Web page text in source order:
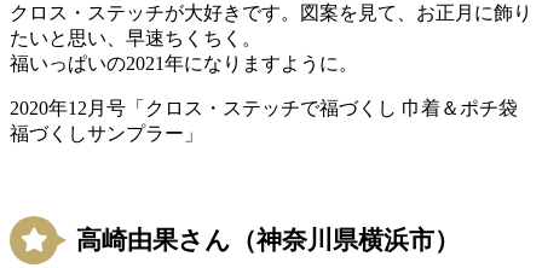
クロス・ステッチが大好きです。図案を見て、お正月に飾り
たいと思い、早速ちくちく。
福いっぱいの2021年になりますように。
2020年12月号「クロス・ステッチで福づくし 巾着＆ポチ袋
福づくしサンプラー」
高崎由果さん（神奈川県横浜市）